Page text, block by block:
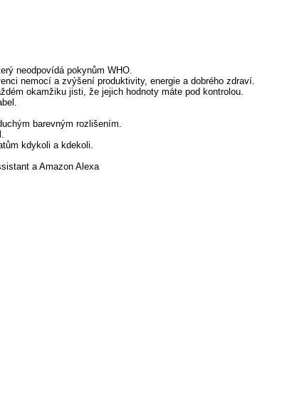
neodpovídá pokynům WHO.
nemocí a zvýšení produktivity, energie a dobrého zdraví.
okamžiku jisti, že jejich hodnoty máte pod kontrolou.
barevným rozlišením.
kdykoli a kdekoli.
a Amazon Alexa